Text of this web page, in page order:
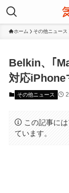
ホーム その他ニュース
Belkin、｢
対応iPhone
その他ニュース
この記事に
ています。